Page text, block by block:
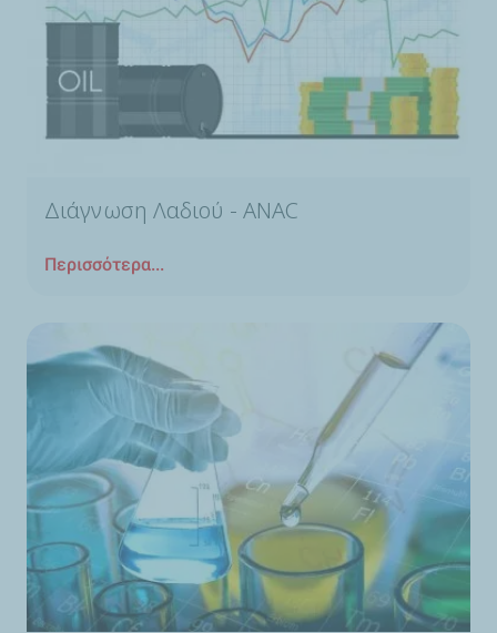
Διάγνωση Λαδιού - ANAC
Περισσότερα...